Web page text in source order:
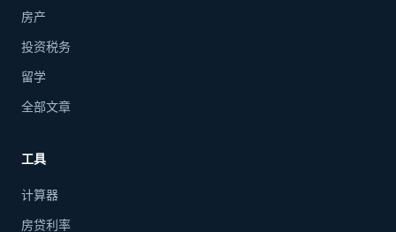
房产
投资税务
留学
全部文章
工具
计算器
房贷利率